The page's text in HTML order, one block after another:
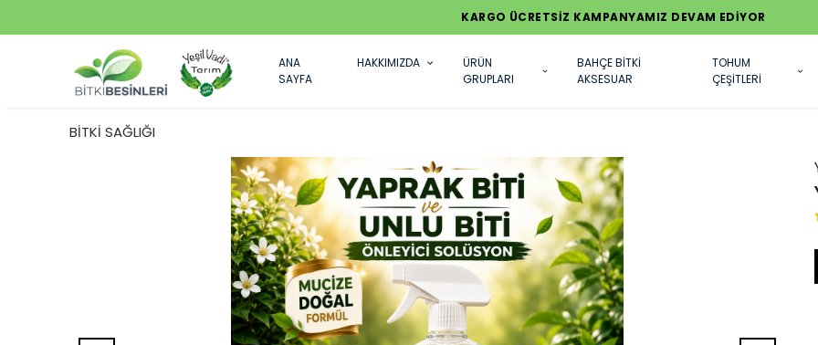
KARGO ÜCRETSİZ KAMPANYAMIZ DEVAM EDİYOR
ANA
SAYFA
HAKKIMIZDA
ÜRÜN
GRUPLARI
BAHÇE BİTKİ
AKSESUAR
TOHUM
ÇEŞİTLERİ
BİTKİ SAĞLIĞI